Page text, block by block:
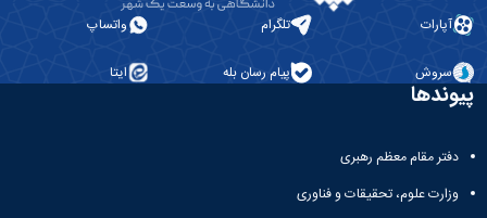
آپارات تلگرام واتساپ
سروش پیام رسان بله ایتا
پیوندها
دفتر مقام معظم رهبری
وزارت علوم، تحقیقات و فناوری